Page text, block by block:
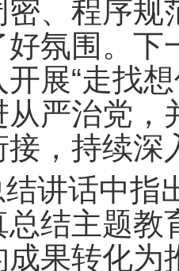
、程序
氛围。
展“走找
严治党，
，持续深
讲话中指
总结主题
成果转化